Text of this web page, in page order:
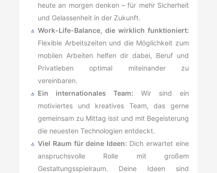
heute an morgen denken – für mehr Sicherheit
und Gelassenheit in der Zukunft.
Work-Life-Balance, die wirklich funktioniert:
Flexible Arbeitszeiten und die Möglichkeit zum
mobilen Arbeiten helfen dir dabei, Beruf und
Privatleben optimal miteinander zu
vereinbaren.
Ein internationales Team: Wir sind ein
motiviertes und kreatives Team, das gerne
gemeinsam zu Mittag isst und mit Begeisterung
die neuesten Technologien entdeckt.
Viel Raum für deine Ideen: Dich erwartet eine
anspruchsvolle Rolle mit großem
Gestaltungsspielraum. Deine Ideen sind